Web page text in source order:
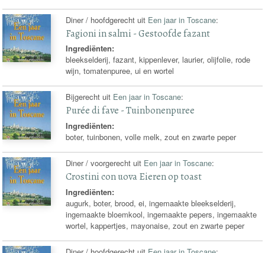
Diner / hoofdgerecht uit Een jaar in Toscane:
Fagioni in salmi - Gestoofde fazant
Ingrediënten:
bleekselderij, fazant, kippenlever, laurier, olijfolie, rode
wijn, tomatenpuree, ui en wortel
Bijgerecht uit Een jaar in Toscane:
Purée di fave - Tuinbonenpuree
Ingrediënten:
boter, tuinbonen, volle melk, zout en zwarte peper
Diner / voorgerecht uit Een jaar in Toscane:
Crostini con uova Eieren op toast
Ingrediënten:
augurk, boter, brood, ei, ingemaakte bleekselderij,
ingemaakte bloemkool, ingemaakte pepers, ingemaakte
wortel, kappertjes, mayonaise, zout en zwarte peper